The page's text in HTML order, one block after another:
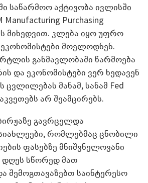
საწარმოო აქტივობა ივლისში
Manufacturing Purchasing
მიხედვით. კლება იყო უფრო
მოელოდნენ.
განმავლობაში წარმოება
და ეკონომისტები ვერ ხედავენ
ცვლილებას მანამ, სანამ Fed
არ შეამცირებს.
გავრცელდა
რომლებმაც ცნობილი
ფასებზე მნიშვნელოვანი
დღეს სწორედ მათ
შემოგთავაზებთ საინტერესო